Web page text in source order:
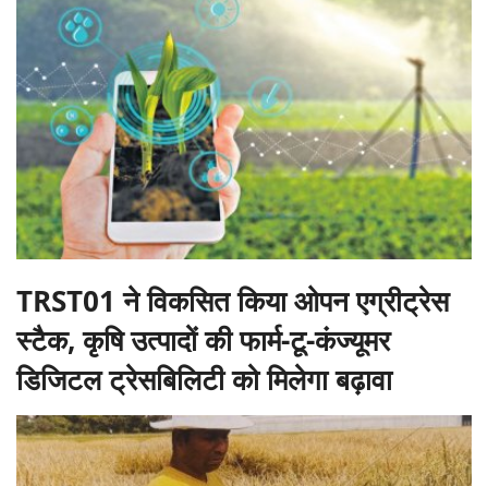
TRST01 ने विकसित किया ओपन एग्रीट्रेस
स्टैक, कृषि उत्पादों की फार्म-टू-कंज्यूमर
डिजिटल ट्रेसबिलिटी को मिलेगा बढ़ावा